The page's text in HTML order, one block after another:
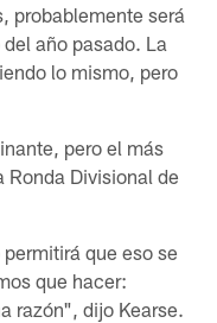
probablemente será
año pasado. La
lo mismo, pero
pero el más
Ronda Divisional de
que eso se
que hacer:
razón", dijo Kearse.